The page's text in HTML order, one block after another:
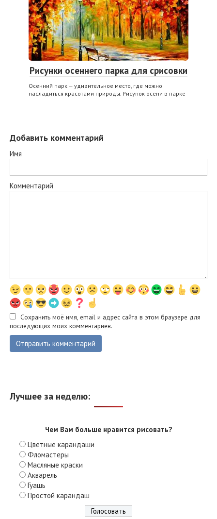
Рисунки осеннего парка для срисовки
Осенний парк — удивительное место, где можно
насладиться красотами природы. Рисунок осени в парке
Добавить комментарий
Имя
Комментарий
Сохранить моё имя, email и адрес сайта в этом браузере для
последующих моих комментариев.
Лучшее за неделю:
Чем Вам больше нравится рисовать?
Цветные карандаши
Фломастеры
Масляные краски
Акварель
Гуашь
Простой карандаш